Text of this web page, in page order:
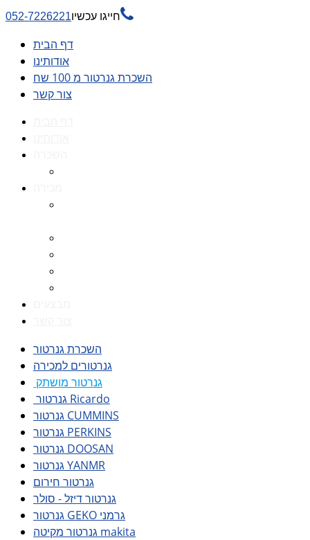
חייגו עכשיו052-7226221 
דף הבית
אודותינו
השכרת גנרטור מ 100 שח
צור קשר
השכרת גנרטור
גנרטורים למכירה
גנרטור מושתק
גנרטור Ricardo
גנרטור CUMMINS
גנרטור PERKINS
גנרטור DOOSAN
גנרטור YANMR
גנרטור חירום
גנרטור דיזל - סולר
גנרטור GEKO גרמני
גנרטור מקיטה makita